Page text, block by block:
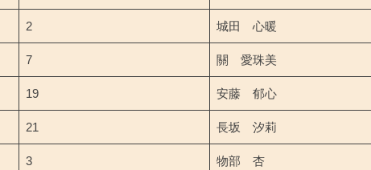
2 城田 心暖
7 關 愛珠美
19 安藤 郁心
21 長坂 汐莉
3 物部 杏